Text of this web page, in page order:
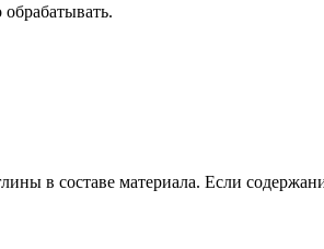
в составе материала. Если